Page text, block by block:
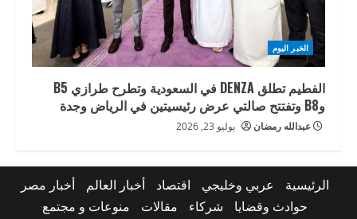
الخبر اليوم
الفطيم تطلق DENZA في السعودية وتطرح طرازي B5
وB8 وتفتتح صالتي عرض رئيسيتين في الرياض وجدة
عبدالله رمضان يوليو 23, 2026
الرئيسية عربي وخليجي اقتصاد أخبار العالم
أخبار مصر
حوادث وقضايا
شركاء مقالات
منوعات و مجتمع